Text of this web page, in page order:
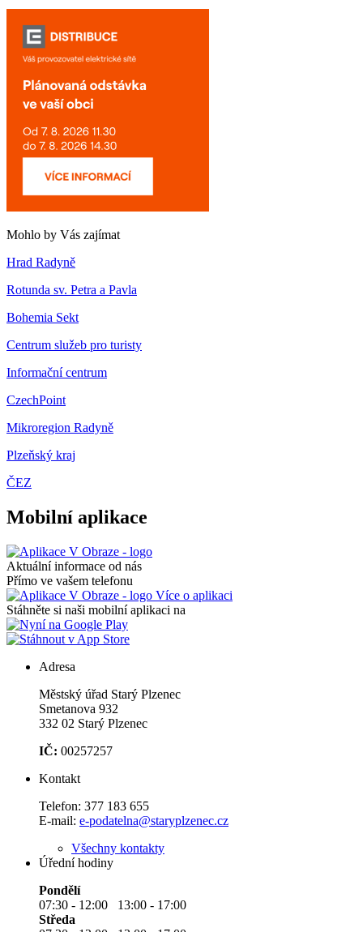
Mohlo by Vás zajímat
Hrad Radyně
Rotunda sv. Petra a Pavla
Bohemia Sekt
Centrum služeb pro turisty
Informační centrum
CzechPoint
Mikroregion Radyně
Plzeňský kraj
ČEZ
Mobilní aplikace
Aktuální informace od nás
Přímo ve vašem telefonu
Více o aplikaci
Stáhněte si naši mobilní aplikaci na
Adresa
Městský úřad Starý Plzenec
Smetanova 932
332 02 Starý Plzenec
IČ: 00257257
Kontakt
Telefon: 377 183 655
E-mail: e-podatelna@staryplzenec.cz
Všechny kontakty
Úřední hodiny
Pondělí
07:30 - 12:00 13:00 - 17:00
Středa